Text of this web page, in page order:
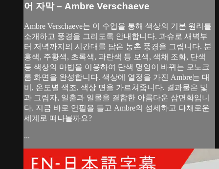
어 자막 – Ambre Verschaeve
Ambre Verschaeve는 이 수업을 통해 색상의 기본 원리를
소개하고 풍경을 그리도록 안내합니다. 과슈로 새벽부
터 저녁까지의 시간대를 담은 농촌 풍경을 그립니다. 분
홍색, 주황색, 초록색, 파란색 등 보색, 색채 조화, 단색
등 색상의 마법을 이용하여 단색 명암이 바뀌는 모노크
롬 화면을 완성합니다. 색상에 열정을 가진 Ambre는 대
비, 온도별 색조, 색상 면을 가르쳐줍니다. 결과물은 빛
과 그림자, 일출과 일몰을 결합한 아름다운 삼면화입니
다. 지금 바로 연필을 들고 Ambre의 섬세하고 다채로운
세계로 떠나볼까요?
...